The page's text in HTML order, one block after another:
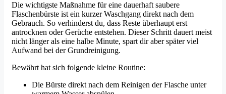
Die wichtigste Maßnahme für eine dauerhaft saubere
Flaschenbürste ist ein kurzer Waschgang direkt nach dem
Gebrauch. So verhinderst du, dass Reste überhaupt erst
antrocknen oder Gerüche entstehen. Dieser Schritt dauert meist
nicht länger als eine halbe Minute, spart dir aber später viel
Aufwand bei der Grundreinigung.
Bewährt hat sich folgende kleine Routine:
Die Bürste direkt nach dem Reinigen der Flasche unter